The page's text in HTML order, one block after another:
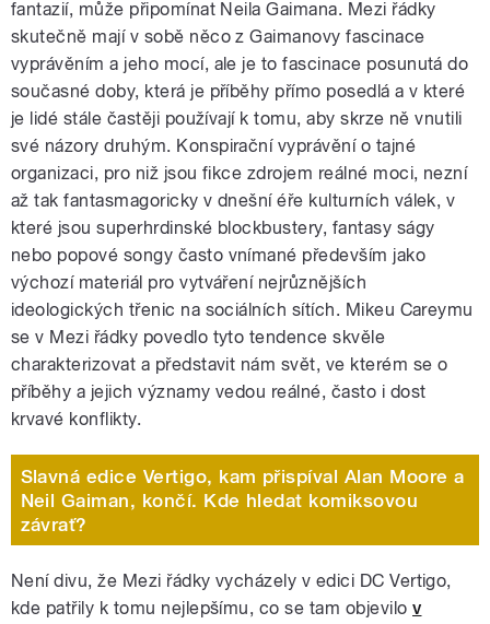
fantazií, může připomínat Neila Gaimana. Mezi řádky
skutečně mají v sobě něco z Gaimanovy fascinace
vyprávěním a jeho mocí, ale je to fascinace posunutá do
současné doby, která je příběhy přímo posedlá a v které
je lidé stále častěji používají k tomu, aby skrze ně vnutili
své názory druhým. Konspirační vyprávění o tajné
organizaci, pro niž jsou fikce zdrojem reálné moci, nezní
až tak fantasmagoricky v dnešní éře kulturních válek, v
které jsou superhrdinské blockbustery, fantasy ságy
nebo popové songy často vnímané především jako
výchozí materiál pro vytváření nejrůznějších
ideologických třenic na sociálních sítích. Mikeu Careymu
se v Mezi řádky povedlo tyto tendence skvěle
charakterizovat a představit nám svět, ve kterém se o
příběhy a jejich významy vedou reálné, často i dost
krvavé konflikty.
Slavná edice Vertigo, kam přispíval Alan Moore a
Neil Gaiman, končí. Kde hledat komiksovou
závrať?
Není divu, že Mezi řádky vycházely v edici DC Vertigo,
kde patřily k tomu nejlepšímu, co se tam objevilov